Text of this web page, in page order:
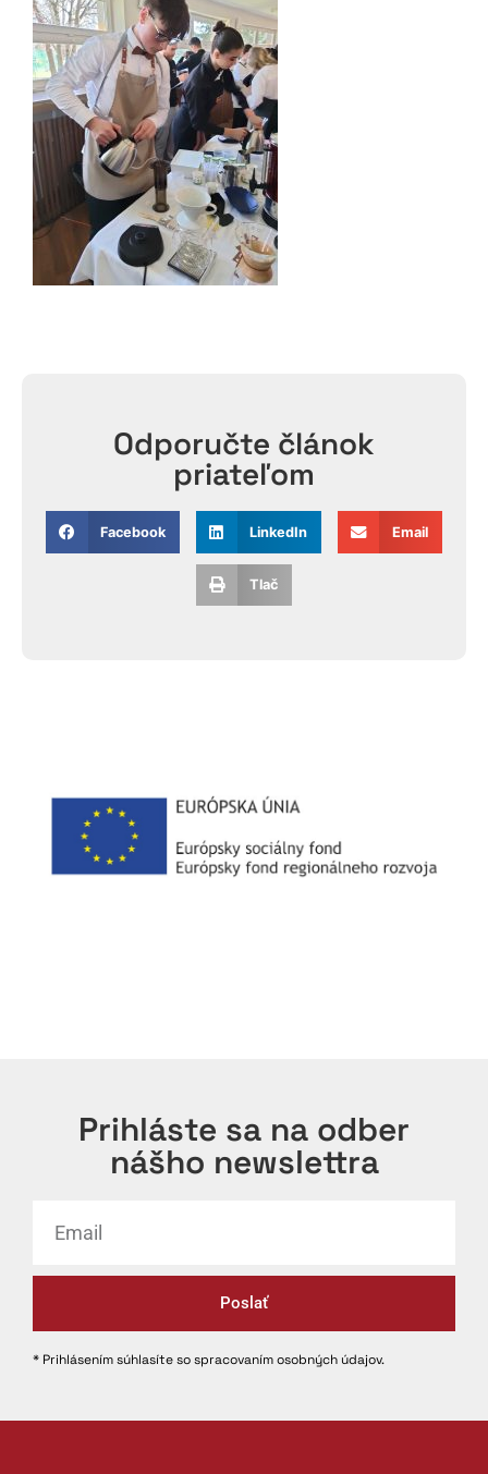
Odporučte článok
priateľom
Facebook LinkedIn Email
Tlač
Prihláste sa na odber
nášho newslettra
Poslať
* Prihlásením súhlasíte so spracovaním osobných údajov.